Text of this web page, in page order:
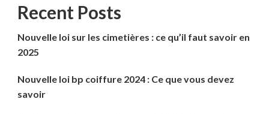
Recent Posts
Nouvelle loi sur les cimetières : ce qu’il faut savoir en
2025
Nouvelle loi bp coiffure 2024 : Ce que vous devez
savoir